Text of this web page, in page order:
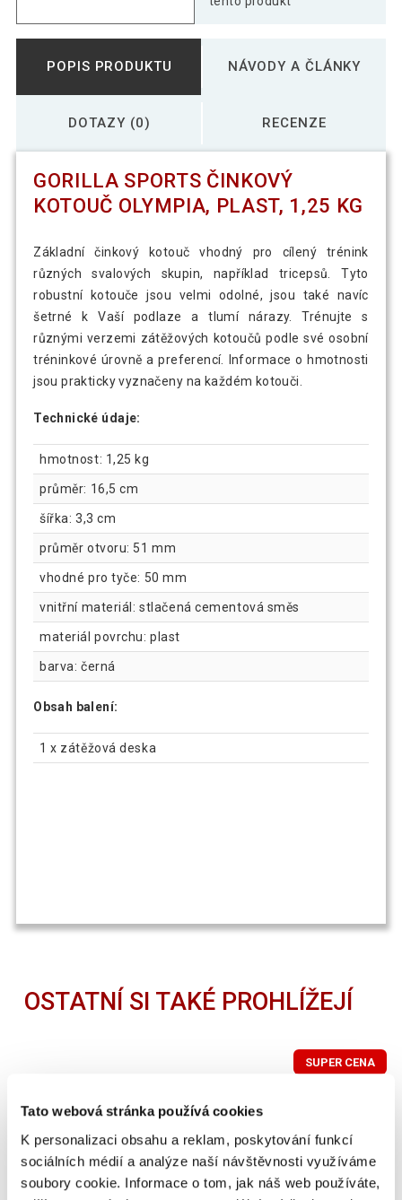
Tato webová stránka používá cookies
K personalizaci obsahu a reklam, poskytování funkcí
sociálních médií a analýze naší návštěvnosti využíváme
soubory cookie. Informace o tom, jak náš web používáte,
POPIS PRODUKTU NÁVODY A ČLÁNKY
DOTAZY (0) RECENZE
GORILLA SPORTS ČINKOVÝ
KOTOUČ OLYMPIA, PLAST, 1,25 KG
Základní činkový kotouč vhodný pro cílený trénink
různých svalových skupin, například tricepsů. Tyto
robustní kotouče jsou velmi odolné, jsou také navíc
šetrné k Vaší podlaze a tlumí nárazy. Trénujte s
různými verzemi zátěžových kotoučů podle své osobní
tréninkové úrovně a preferencí. Informace o hmotnosti
jsou prakticky vyznačeny na každém kotouči.
Technické údaje:
hmotnost: 1,25 kg
průměr: 16,5 cm
šířka: 3,3 cm
průměr otvoru: 51 mm
vhodné pro tyče: 50 mm
vnitřní materiál: stlačená cementová směs
materiál povrchu: plast
barva: černá
Obsah balení:
1 x zátěžová deska
OSTATNÍ SI TAKÉ PROHLÍŽEJÍ
SUPER CENA